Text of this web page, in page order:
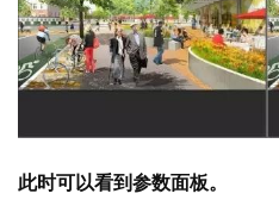
此时可以看到参数面板。